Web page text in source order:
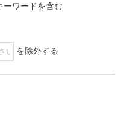
ーワードを含む
を除外する